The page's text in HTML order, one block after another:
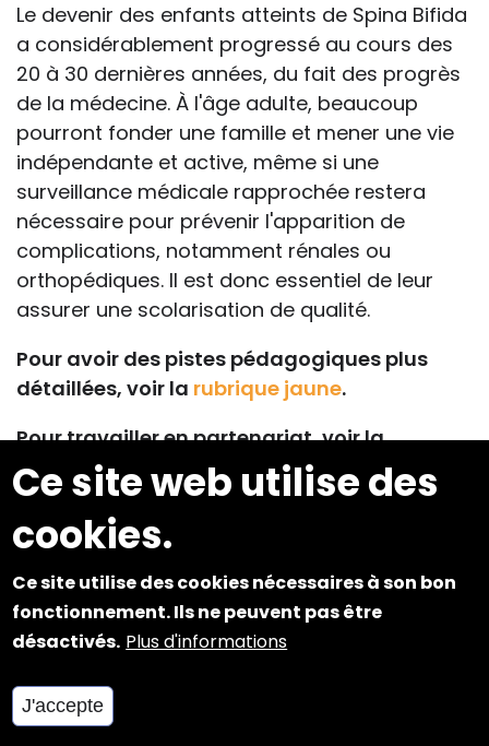
Ce site web utilise des
cookies.
Ce site utilise des cookies nécessaires à son bon
fonctionnement. Ils ne peuvent pas être
désactivés. Plus d'informations
J'accepte
Le devenir des enfants atteints de Spina Bifida
a considérablement progressé au cours des
20 à 30 dernières années, du fait des progrès
de la médecine. À l'âge adulte, beaucoup
pourront fonder une famille et mener une vie
indépendante et active, même si une
surveillance médicale rapprochée restera
nécessaire pour prévenir l'apparition de
complications, notamment rénales ou
orthopédiques. Il est donc essentiel de leur
assurer une scolarisation de qualité.
Pour avoir des pistes pédagogiques plus
détaillées, voir la rubrique jaune.
Pour travailler en partenariat, voir la
rubrique rouge.
Pour connaître le point de vue des personnes
concernées, voir la rubrique verte :
témoignagesouassociations.
Pour voir d'autres documents
complémentaires, cliquer sur les liens ci-
dessous.